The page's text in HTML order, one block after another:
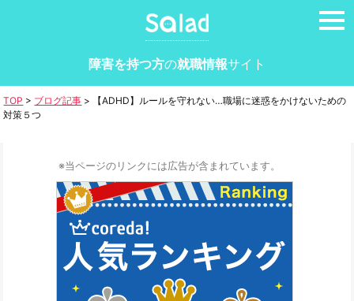
障害を持つ方の就職情報サイト
TOP > ブログ記事 >
【ADHD】ルールを守れない…職場に迷惑をかけないための
対策５つ
※当ページのリンクには広告が含まれています。